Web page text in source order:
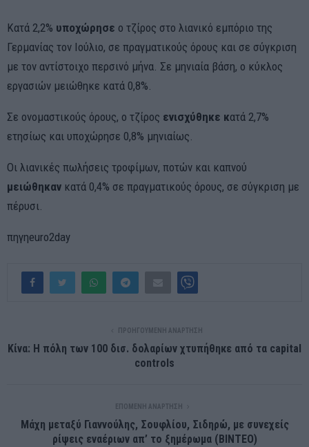
Κατά 2,2% υποχώρησε ο τζίρος στο λιανικό εμπόριο της
Γερμανίας τον Ιούλιο, σε πραγματικούς όρους και σε σύγκριση
με τον αντίστοιχο περσινό μήνα. Σε μηνιαία βάση, ο κύκλος
εργασιών μειώθηκε κατά 0,8%.
Σε ονομαστικούς όρους, ο τζίρος ενισχύθηκε κατά 2,7%
ετησίως και υποχώρησε 0,8% μηνιαίως.
Οι λιανικές πωλήσεις τροφίμων, ποτών και καπνού
μειώθηκαν κατά 0,4% σε πραγματικούς όρους, σε σύγκριση με
πέρυσι.
πηγηeuro2day
ΠΡΟΗΓΟΎΜΕΝΗ ΑΝΆΡΤΗΣΗ
Κίνα: Η πόλη των 100 δισ. δολαρίων χτυπήθηκε από τα capital
controls
ΕΠΌΜΕΝΗ ΑΝΆΡΤΗΣΗ
Μάχη μεταξύ Γιαννούλης, Σουφλίου, Σιδηρώ, με συνεχείς
ρίψεις εναέριων απ’ το ξημέρωμα (ΒΙΝΤΕΟ)